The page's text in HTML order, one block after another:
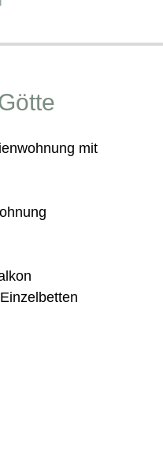
mit